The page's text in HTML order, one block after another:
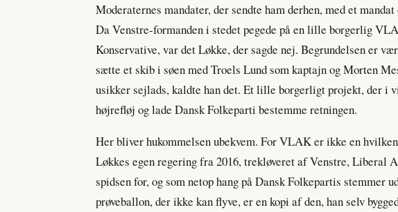
Moderaternes mandater, der sendte ham derhen, med et
Da Venstre-formanden i stedet pegede på en lille borgerlig
Konservative, var det Løkke, der sagde nej. Begrundelsen er
sætte et skib i søen med Troels Lund som kaptajn og Morten
usikker sejlads, kaldte han det. Et lille borgerligt projekt, der i
højrefløj og lade Dansk Folkeparti bestemme retningen.
Her bliver hukommelsen ubekvem. For VLAK er ikke en
Løkkes egen regering fra 2016, trekløveret af Venstre, Liberal
spidsen for, og som netop hang på Dansk Folkepartis stemmer
prøveballon, der ikke kan flyve, er en kopi af den, han selv